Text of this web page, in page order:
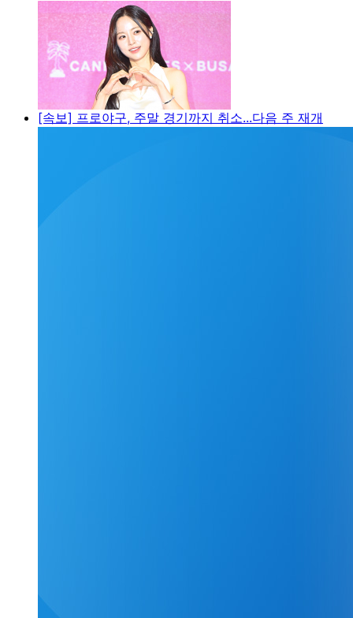
[속보] 프로야구, 주말 경기까지 취소...다음 주 재개